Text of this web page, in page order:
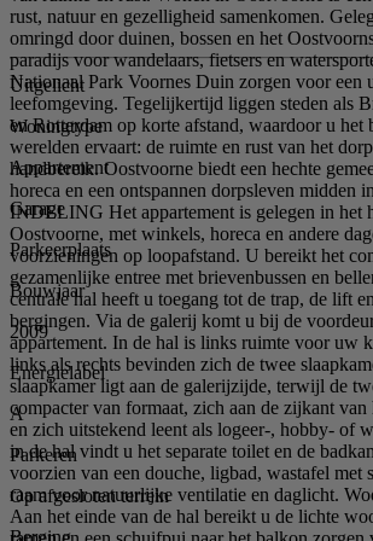
rust, natuur en gezelligheid samenkomen.
omringd door duinen, bossen en het
paradijs voor wandelaars, fietsers en
Nationaal Park Voornes Duin zorgen voor een
leefomgeving. Tegelijkertijd liggen steden als
en Rotterdam op korte afstand, waardoor u het
werelden ervaart: de ruimte en rust van het
handbereik. Oostvoorne biedt een hechte
horeca en een ontspannen dorpsleven midden
INDELING Het appartement is gelegen in het
Oostvoorne, met winkels, horeca en andere
voorzieningen op loopafstand. U bereikt het
gezamenlijke entree met brievenbussen en
centrale hal heeft u toegang tot de trap, de lift
bergingen. Via de galerij komt u bij de
appartement. In de hal is links ruimte voor uw
links als rechts bevinden zich de twee
slaapkamer ligt aan de galerijzijde, terwijl de
compacter van formaat, zich aan de zijkant
en zich uitstekend leent als logeer-, hobby- of
in de hal vindt u het separate toilet en de
voorzien van een douche, ligbad, wastafel met
raam voor natuurlijke ventilatie en daglicht.
Aan het einde van de hal bereikt u de lichte
Uitgelicht
Woningtype
Appartement
Garage
Parkeerplaats
Bouwjaar
2009
Energielabel
A
Parkeren
Op afgesloten terrein
Berging